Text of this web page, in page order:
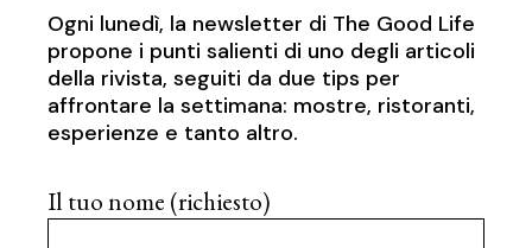
Ogni lunedì, la newsletter di The Good Life
propone i punti salienti di uno degli articoli
della rivista, seguiti da due tips per
affrontare la settimana: mostre, ristoranti,
esperienze e tanto altro.
Il tuo nome (richiesto)